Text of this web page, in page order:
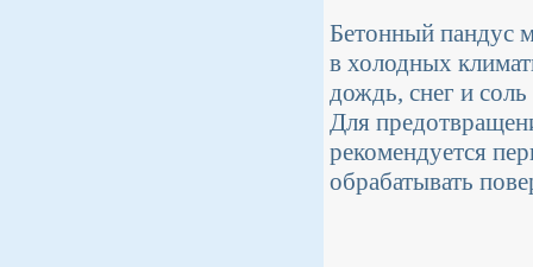
Бетонный пандус
в холодных
дождь, снег и
Для
рекомендуется
обрабатывать